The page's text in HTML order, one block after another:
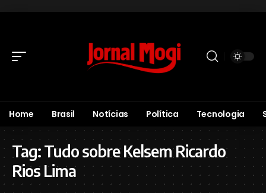
Home Brasil Notícias Política Tecnologia
Tag:Tudo sobre Kelsem Ricardo
Rios Lima